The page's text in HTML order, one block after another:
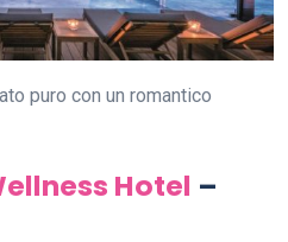
puro con un romantico
Hotel –